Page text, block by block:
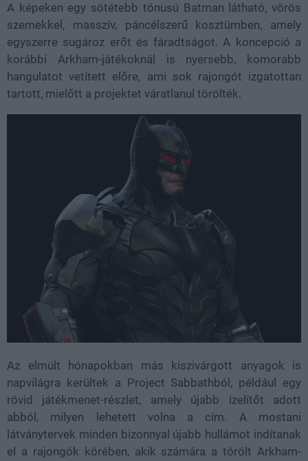
A képeken egy sötétebb tónusú Batman látható, vörös
szemekkel, masszív, páncélszerű kosztümben, amely
egyszerre sugároz erőt és fáradtságot. A koncepció a
korábbi Arkham-játékoknál is nyersebb, komorabb
hangulatot vetített előre, ami sok rajongót izgatottan
tartott, mielőtt a projektet váratlanul törölték.
Az elmúlt hónapokban más kiszivárgott anyagok is
napvilágra kerültek a Project Sabbathból, például egy
rövid játékmenet-részlet, amely újabb ízelítőt adott
abból, milyen lehetett volna a cím. A mostani
látványtervek minden bizonnyal újabb hullámot indítanak
el a rajongók körében, akik számára a törölt Arkham-